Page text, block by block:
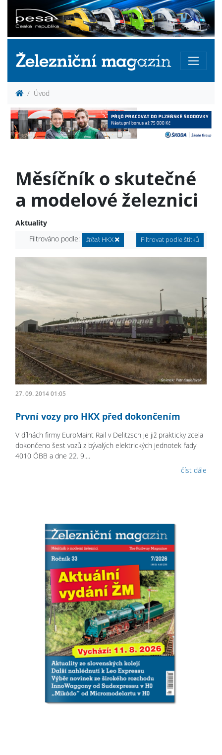
Úvod
Měsíčník o skutečné
a modelové železnici
Aktuality
Filtrováno podle:
štítekHKX Filtrovat podle štítků
27. 09. 2014 01:05
První vozy pro HKX před dokončením
V dílnách firmy EuroMaint Rail v Delitzsch je již prakticky zcela
dokončeno šest vozů z bývalých elektrických jednotek řady
4010 ÖBB a dne 22. 9....
číst dále